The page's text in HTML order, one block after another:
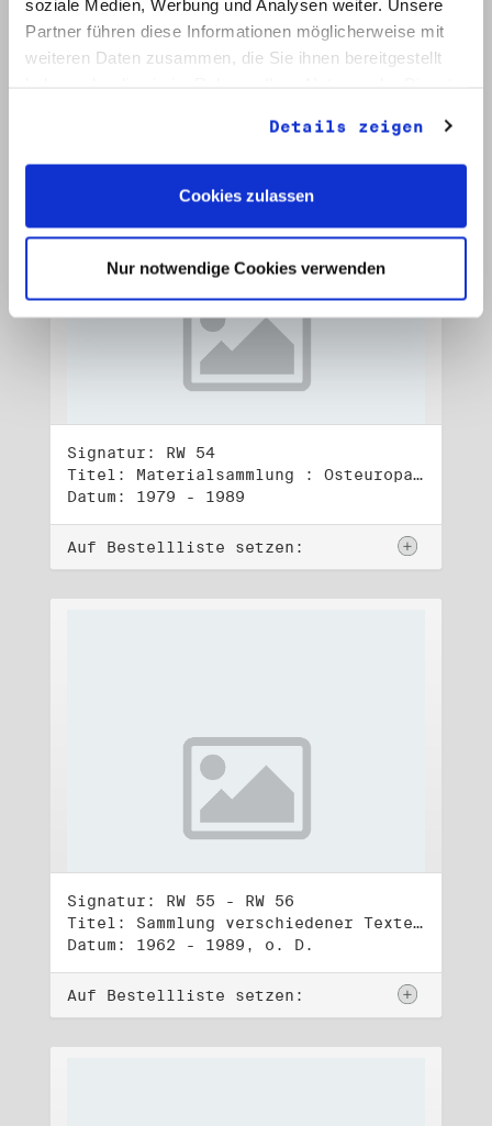
soziale Medien, Werbung und Analysen weiter. Unsere
Partner führen diese Informationen möglicherweise mit
weiteren Daten zusammen, die Sie ihnen bereitgestellt
Details zeigen
Cookies zulassen
Nur notwendige Cookies verwenden
Signatur: RW 53
Titel: Materialsammlung : Osteuropa (2)
Datum: 1982 - 1990
Signatur: RW 54
Titel: Materialsammlung : Osteuropa (3)
Datum: 1979 - 1989
Auf Bestellliste setzen:
Signatur: RW 55 - RW 56
Titel: Sammlung verschiedener Texte, Reden, Aphorismen, Gedichte, Liedtexte (1) - (2)
Datum: 1962 - 1989, o. D.
Auf Bestellliste setzen: